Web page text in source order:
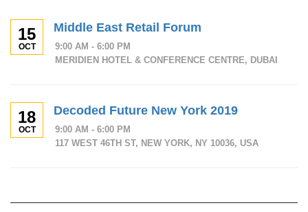
15
OCT
Middle East Retail Forum
9:00 AM - 6:00 PM
MERIDIEN HOTEL & CONFERENCE CENTRE, DUBAI
18
OCT
Decoded Future New York 2019
9:00 AM - 6:00 PM
117 WEST 46TH ST, NEW YORK, NY 10036, USA